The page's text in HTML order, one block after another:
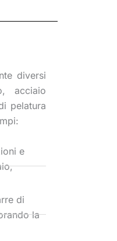
diversi
acciaio
pelatura
e
di
la